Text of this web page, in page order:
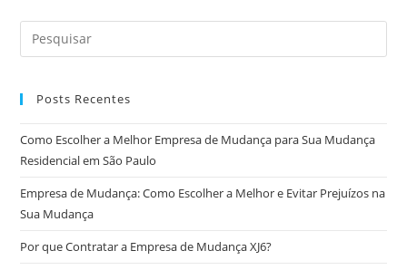
Posts Recentes
Como Escolher a Melhor Empresa de Mudança para Sua Mudança
Residencial em São Paulo
Empresa de Mudança: Como Escolher a Melhor e Evitar Prejuízos na
Sua Mudança
Por que Contratar a Empresa de Mudança XJ6?